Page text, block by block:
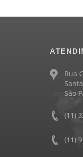
Rua
São
(11)
(11)